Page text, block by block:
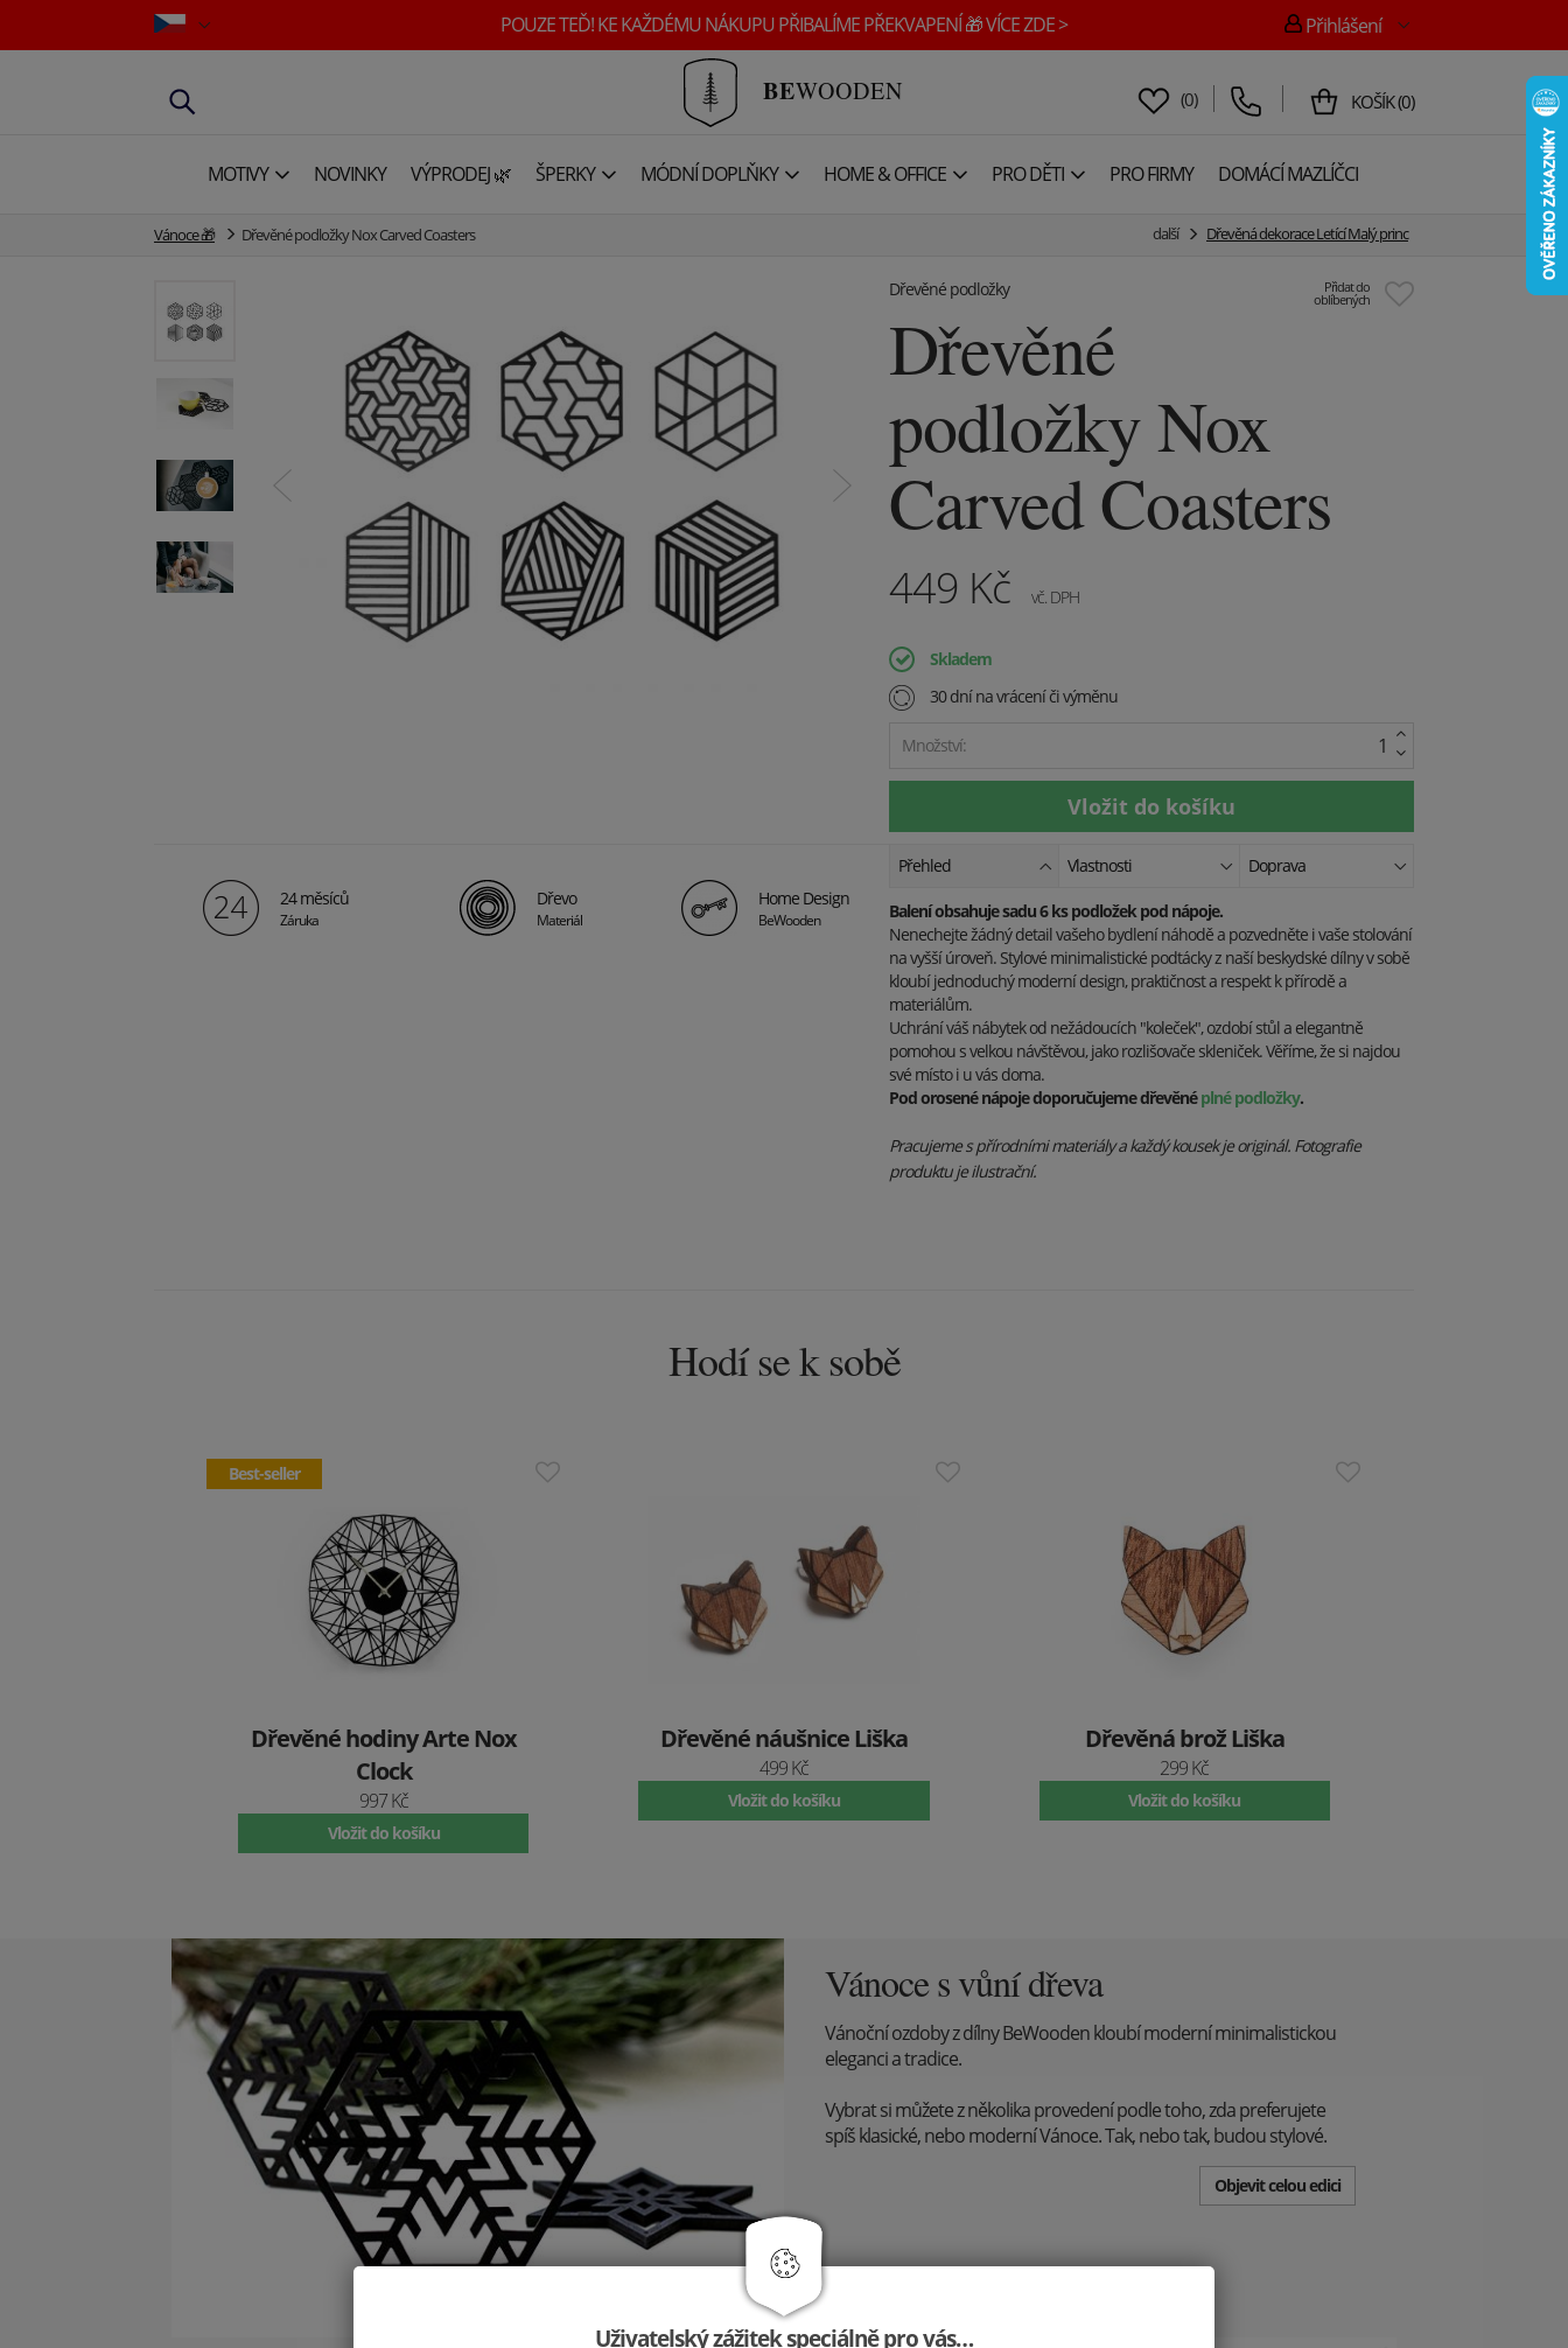
POUZE TEĎ! KE KAŽDÉMU NÁKUPU PŘIBALÍME PŘEKVAPENÍ 🎁 VÍCE ZDE > Přihlášení
BEWOODEN (0) KOŠÍK(0)
MOTIVY NOVINKY VÝPRODEJ 🌿 ŠPERKY MÓDNÍ DOPLŇKY HOME & OFFICE PRO DĚTI PRO FIRMY DOMÁCÍ MAZLÍČCI
Vánoce 🎁 Dřevěné podložky Nox Carved Coasters další Dřevěná dekorace Letící Malý princ
Přidat do
oblíbených
Dřevěné podložky
Dřevěné
podložky Nox
Carved Coasters
449 Kč vč. DPH
Skladem
30 dní na vrácení či výměnu
Množství:
24 měsíců
Záruka
Dřevo
Materiál
Home Design
BeWooden
Přehled Vlastnosti Doprava
Balení obsahuje sadu 6 ks podložek pod nápoje.
Nenechejte žádný detail vašeho bydlení náhodě a pozvedněte i vaše stolování
na vyšší úroveň. Stylové minimalistické podtácky z naší beskydské dílny v sobě
kloubí jednoduchý moderní design, praktičnost a respekt k přírodě a
materiálům.
Uchrání váš nábytek od nežádoucích "koleček", ozdobí stůl a elegantně
pomohou s velkou návštěvou, jako rozlišovače skleniček. Věříme, že si najdou
své místo i u vás doma.
Pod orosené nápoje doporučujeme dřevěné plné podložky.
Pracujeme s přírodními materiály a každý kousek je originál. Fotografie
produktu je ilustrační.
Hodí se k sobě
Best-seller
Dřevěné hodiny Arte Nox
Clock
997 Kč
Vložit do košíku
Dřevěné náušnice Liška
499 Kč
Vložit do košíku
Dřevěná brož Liška
299 Kč
Vložit do košíku
Vánoce s vůní dřeva
Vánoční ozdoby z dílny BeWooden kloubí moderní minimalistickou
eleganci a tradice.
Vybrat si můžete z několika provedení podle toho, zda preferujete
spíš klasické, nebo moderní Vánoce. Tak, nebo tak, budou stylové.
Objevit celou edici
Uživatelský zážitek speciálně pro vás…